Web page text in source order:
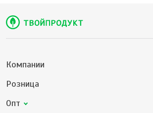
Компании
Розница
Опт